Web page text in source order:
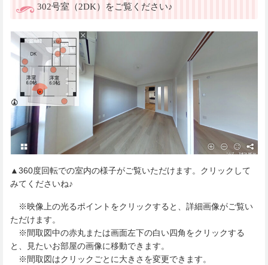
302号室（2DK）をご覧ください♪
▲360度回転での室内の様子がご覧いただけます。クリックして
みてくださいね♪
※映像上の光るポイントをクリックすると、詳細画像がご覧い
ただけます。
※間取図中の赤丸または画面左下の白い四角をクリックする
と、見たいお部屋の画像に移動できます。
※間取図はクリックごとに大きさを変更できます。